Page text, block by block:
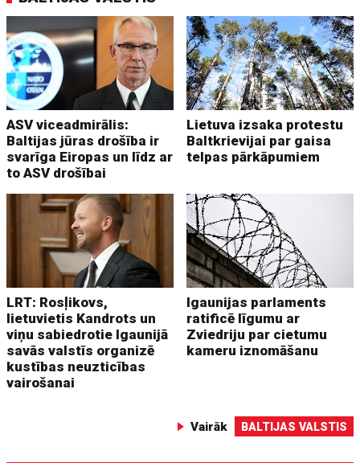
ASV viceadmirālis:
Baltijas jūras drošība ir
svarīga Eiropas un līdz ar
to ASV drošībai
Lietuva izsaka protestu
Baltkrievijai par gaisa
telpas pārkāpumiem
LRT: Rosļikovs,
lietuvietis Kandrots un
viņu sabiedrotie Igaunijā
savās valstīs organizē
kustības neuzticības
vairošanai
Igaunijas parlaments
ratificē līgumu ar
Zviedriju par cietumu
kameru iznomāšanu
Vairāk BALTIJAS VALSTIS